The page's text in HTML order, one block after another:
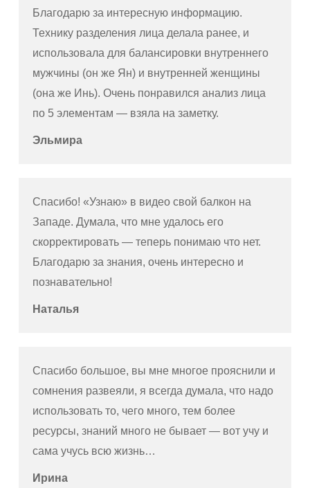
Благодарю за интересную информацию.
Технику разделения лица делала ранее, и
использовала для балансировки внутреннего
мужчины (он же Ян) и внутренней женщины
(она же Инь). Очень понравился анализ лица
по 5 элементам — взяла на заметку.
Эльмира
Спасибо! «Узнаю» в видео свой балкон на
Западе. Думала, что мне удалось его
скорректировать — теперь понимаю что нет.
Благодарю за знания, очень интересно и
познавательно!
Наталья
Спасибо большое, вы мне многое прояснили и
сомнения развеяли, я всегда думала, что надо
использовать то, чего много, тем более
ресурсы, знаний много не бывает — вот учу и
сама учусь всю жизнь…
Ирина